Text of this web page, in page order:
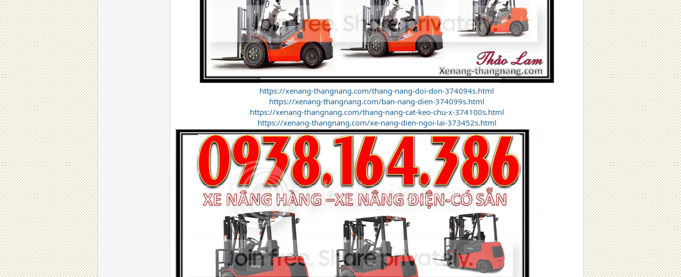
https://xenang-thangnang.com/thang-nang-doi-don-374094s.html
https://xenang-thangnang.com/ban-nang-dien-374099s.html
https://xenang-thangnang.com/thang-nang-cat-keo-chu-x-374100s.html
https://xenang-thangnang.com/xe-nang-dien-ngoi-lai-373452s.html